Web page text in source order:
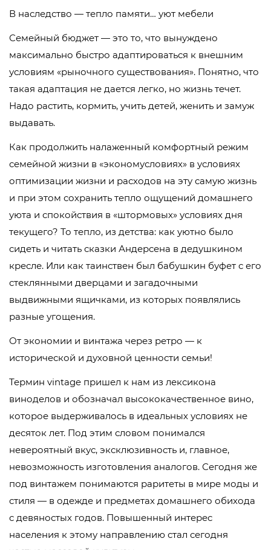
В наследство — тепло памяти… уют мебели
Семейный бюджет — это то, что вынуждено
максимально быстро адаптироваться к внешним
условиям «рыночного существования». Понятно, что
такая адаптация не дается легко, но жизнь течет.
Надо растить, кормить, учить детей, женить и замуж
выдавать.
Как продолжить налаженный комфортный режим
семейной жизни в «экономусловиях» в условиях
оптимизации жизни и расходов на эту самую жизнь
и при этом сохранить тепло ощущений домашнего
уюта и спокойствия в «штормовых» условиях дня
текущего? То тепло, из детства: как уютно было
сидеть и читать сказки Андерсена в дедушкином
кресле. Или как таинствен был бабушкин буфет с его
стеклянными дверцами и загадочными
выдвижными ящичками, из которых появлялись
разные угощения.
От экономии и винтажа через ретро — к
исторической и духовной ценности семьи!
Термин vintage пришел к нам из лексикона
виноделов и обозначал высококачественное вино,
которое выдерживалось в идеальных условиях не
десяток лет. Под этим словом понимался
невероятный вкус, эксклюзивность и, главное,
невозможность изготовления аналогов. Сегодня же
под винтажем понимаются раритеты в мире моды и
стиля — в одежде и предметах домашнего обихода
с девяностых годов. Повышенный интерес
населения к этому направлению стал сегодня